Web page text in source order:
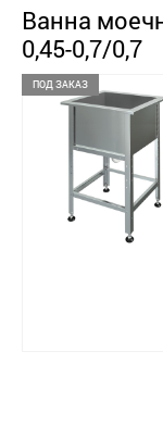
Ванна
0,45-0,7/0,7
ПОД ЗАКАЗ